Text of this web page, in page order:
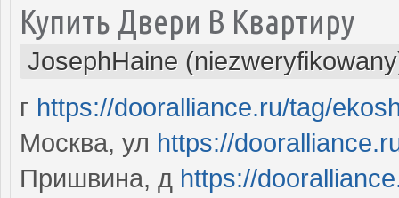
Купить Двери В Квартиру
JosephHaine
г https://dooralliance.ru/tag/
Москва, ул https://
Пришвина, д https://